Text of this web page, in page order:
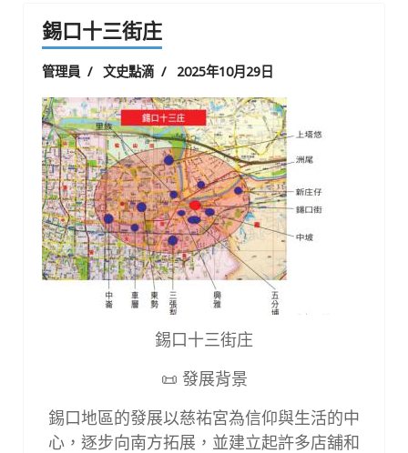
錫口十三街庄
管理員 文史點滴 2025年10月29日
錫口十三街庄
📜 發展背景
錫口地區的發展以慈祐宮為信仰與生活的中
心，逐步向南方拓展，並建立起許多店舖和